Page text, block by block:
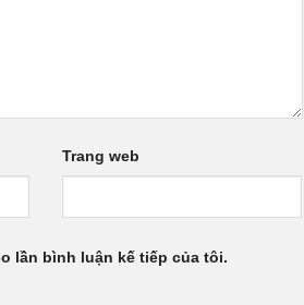
Trang web
lần bình luận kế tiếp của tôi.